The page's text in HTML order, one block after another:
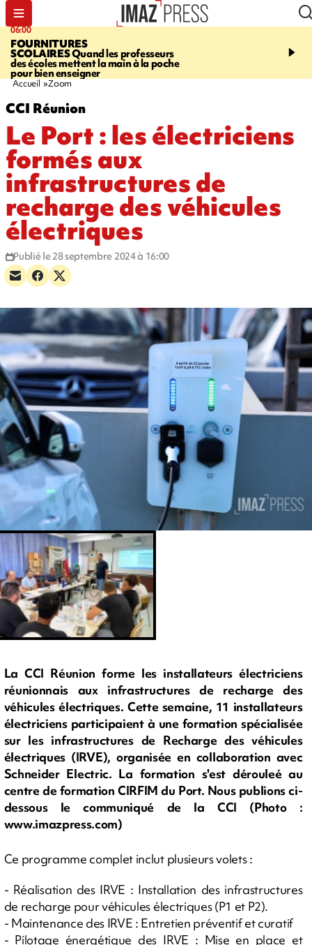
06:00
FOURNITURES
SCOLAIRESQuand les professeurs
des écoles mettent la main à la poche
pour bien enseigner
08:37
La flamme
Accueil Zoom
CCI Réunion
Le Port : les électriciens
formés aux
infrastructures de
recharge des véhicules
électriques
Publié le 28 septembre 2024 à 16:00
La CCI Réunion forme les installateurs électriciens
réunionnais aux infrastructures de recharge des
véhicules électriques. Cette semaine, 11 installateurs
électriciens participaient à une formation spécialisée
sur les infrastructures de Recharge des véhicules
électriques (IRVE), organisée en collaboration avec
Schneider Electric. La formation s'est dérouleé au
centre de formation CIRFIM du Port. Nous publions ci-
dessous le communiqué de la CCI (Photo :
www.imazpress.com)
Ce programme complet inclut plusieurs volets :
- Réalisation des IRVE : Installation des infrastructures
de recharge pour véhicules électriques (P1 et P2).
- Maintenance des IRVE : Entretien préventif et curatif
- Pilotage énergétique des IRVE : Mise en place et